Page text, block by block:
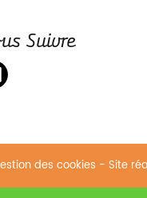
Suivre
des cookies - Site